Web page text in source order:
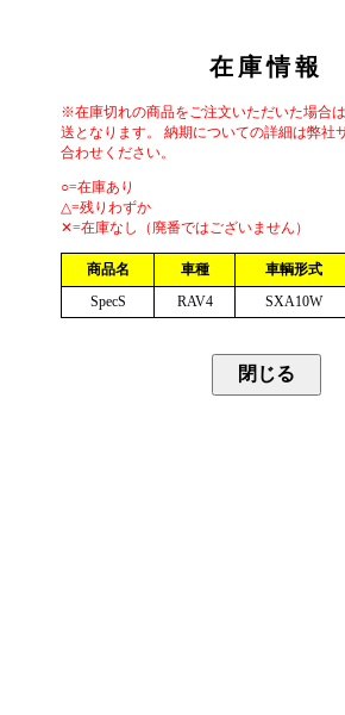
在庫情報
※在庫切れの商品をご注文いただいた場合
送となります。 納期についての詳細は弊社
合わせください。
○=在庫あり
△=残りわずか
✕=在庫なし（廃番ではございません）
商品名 車種 車輌形式
SpecS
RAV4 SXA10W